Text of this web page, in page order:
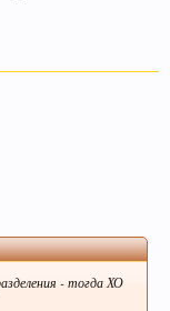
- тогда ХО